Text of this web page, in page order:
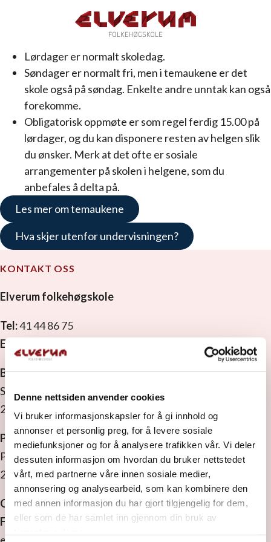
Denne nettsiden anvender cookies
Vi bruker informasjonskapsler for å gi innhold og
annonser et personlig preg, for å levere sosiale
mediefunksjoner og for å analysere trafikken vår. Vi deler
dessuten informasjon om hvordan du bruker nettstedet
vårt, med partnerne våre innen sosiale medier,
annonsering og analysearbeid, som kan kombinere den
med annen informasjon du har gjort tilgjengelig for dem,
eller som de har samlet inn gjennom din bruk av
Lørdager er normalt skoledag.
Søndager er normalt fri, men i temaukene er det
skole også på søndag. Enkelte andre unntak kan også
forekomme.
Obligatorisk oppmøte er som regel ferdig 15.00 på
lørdager, og du kan disponere resten av helgen slik
du ønsker. Merk at det ofte er sosiale
arrangementer på skolen i helgene, som du
anbefales å delta på.
Les mer om temaukene
Hva skjer utenfor undervisningen?
KONTAKT OSS
Elverum folkehøgskole
Tel:41 44 86 75
E-post:
Besøksadresse
Strandbygdvegen 143
2409 Elverum
Postadresse
Postboks 1629
2409 Elverum
Org. nr:971 533 889 MVA
Faktura:Vi ønsker EHF.
elverumfolkehoegskule@ebilag.com